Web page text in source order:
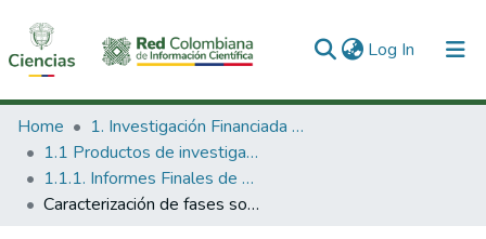
Log In (current)
Communities & Collections
All of DSpace
Statistics
Home
1. Investigación Financiada con Recursos Públicos
1.1 Productos de investigación
1.1.1. Informes Finales de Proyectos de Investigación
Caracterización de fases solidas electrolíticas en materiales iónicos